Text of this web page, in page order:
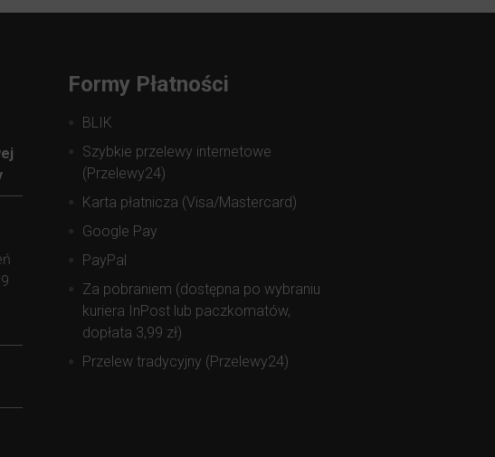
Formy Płatności
BLIK
Szybkie przelewy internetowe
(Przelewy24)
Karta płatnicza (Visa/Mastercard)
Google Pay
PayPal
Za pobraniem (dostępna po wybraniu
kuriera InPost lub paczkomatów,
dopłata 3,99 zł)
Przelew tradycyjny (Przelewy24)